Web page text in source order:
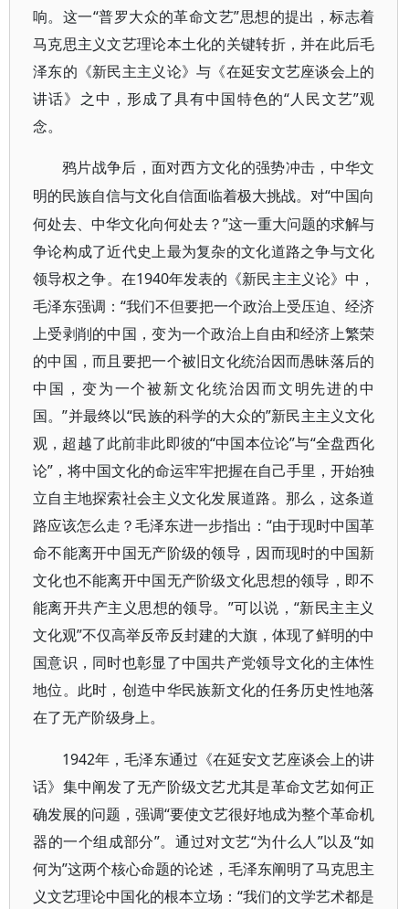
响。这一“普罗大众的革命文艺”思想的提出，标志着
马克思主义文艺理论本土化的关键转折，并在此后毛
泽东的《新民主主义论》与《在延安文艺座谈会上的
讲话》之中，形成了具有中国特色的“人民文艺”观
念。
鸦片战争后，面对西方文化的强势冲击，中华文
明的民族自信与文化自信面临着极大挑战。对“中国向
何处去、中华文化向何处去？”这一重大问题的求解与
争论构成了近代史上最为复杂的文化道路之争与文化
领导权之争。在1940年发表的《新民主主义论》中，
毛泽东强调：“我们不但要把一个政治上受压迫、经济
上受剥削的中国，变为一个政治上自由和经济上繁荣
的中国，而且要把一个被旧文化统治因而愚昧落后的
中国，变为一个被新文化统治因而文明先进的中
国。”并最终以“民族的科学的大众的”新民主主义文化
观，超越了此前非此即彼的“中国本位论”与“全盘西化
论”，将中国文化的命运牢牢把握在自己手里，开始独
立自主地探索社会主义文化发展道路。那么，这条道
路应该怎么走？毛泽东进一步指出：“由于现时中国革
命不能离开中国无产阶级的领导，因而现时的中国新
文化也不能离开中国无产阶级文化思想的领导，即不
能离开共产主义思想的领导。”可以说，“新民主主义
文化观”不仅高举反帝反封建的大旗，体现了鲜明的中
国意识，同时也彰显了中国共产党领导文化的主体性
地位。此时，创造中华民族新文化的任务历史性地落
在了无产阶级身上。
1942年，毛泽东通过《在延安文艺座谈会上的讲
话》集中阐发了无产阶级文艺尤其是革命文艺如何正
确发展的问题，强调“要使文艺很好地成为整个革命机
器的一个组成部分”。通过对文艺“为什么人”以及“如
何为”这两个核心命题的论述，毛泽东阐明了马克思主
义文艺理论中国化的根本立场：“我们的文学艺术都是